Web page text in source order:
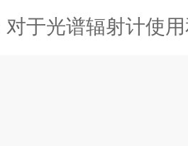
对于光谱辐射计使